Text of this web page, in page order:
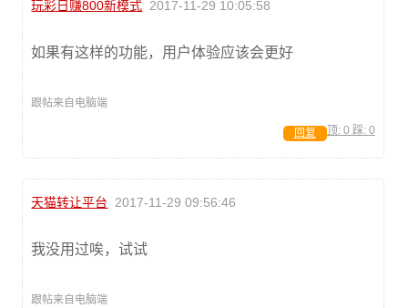
玩彩日赚800新模式 2017-11-29 10:05:58
如果有这样的功能，用户体验应该会更好
跟帖来自电脑端
顶: 0 踩: 0
回复
天猫转让平台 2017-11-29 09:56:46
我没用过唉，试试
跟帖来自电脑端